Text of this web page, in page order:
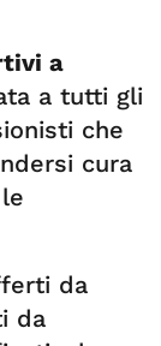
a
a tutti gli
che
cura
da
da